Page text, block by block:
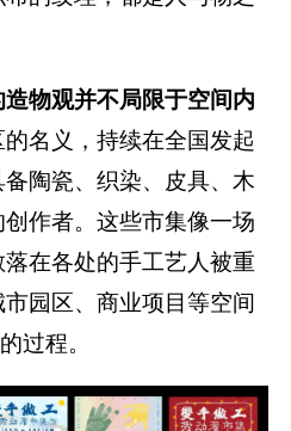
物观并不局限于空间内
名义，持续在全国发起
陶瓷、织染、皮具、木
作者。这些市集像一场
在各处的手工艺人被重
园区、商业项目等空间
过程。